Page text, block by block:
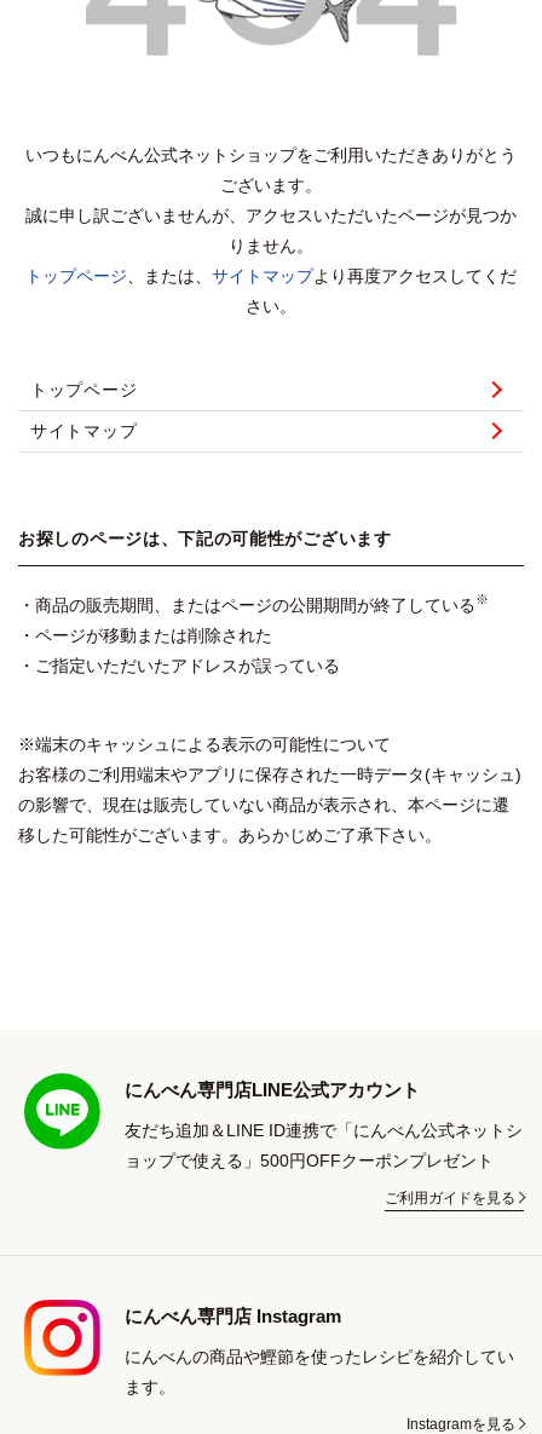
いつもにんべん公式ネットショップをご利用いただきありがとう
ございます。
誠に申し訳ございませんが、アクセスいただいたページが見つか
りません。
トップページ 、または、 サイトマップより再度アクセスしてくだ
さい。
トップページ
サイトマップ
お探しのページは、下記の可能性がございます
・商品の販売期間、またはページの公開期間が終了している※
・ページが移動または削除された
・ご指定いただいたアドレスが誤っている
※端末のキャッシュによる表示の可能性について
お客様のご利用端末やアプリに保存された一時データ(キャッシュ)
の影響で、現在は販売していない商品が表示され、本ページに遷
移した可能性がございます。あらかじめご了承下さい。
にんべん専門店LINE公式アカウント
友だち追加＆LINE ID連携で「にんべん公式ネットシ
ョップで使える」500円OFFクーポンプレゼント
ご利用ガイドを見る
にんべん専門店 Instagram
にんべんの商品や鰹節を使ったレシピを紹介してい
ます。
Instagramを見る